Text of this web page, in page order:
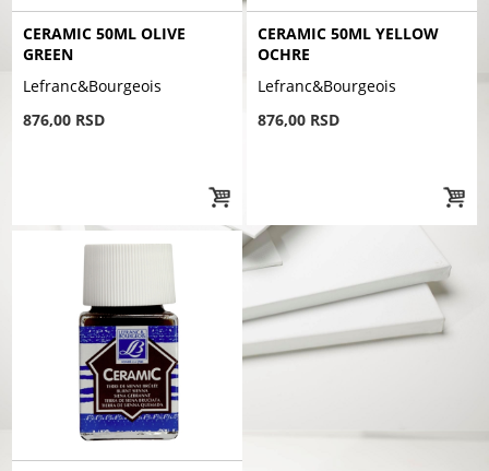
CERAMIC 50ML OLIVE
GREEN
Lefranc&Bourgeois
876,00 RSD
CERAMIC 50ML YELLOW
OCHRE
Lefranc&Bourgeois
876,00 RSD